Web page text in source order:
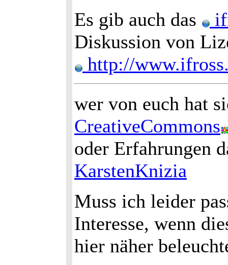
Es gib auch das
Diskussion von
http://
wer von euch hat
CreativeCommons
oder Erfahrungen
KarstenKnizia
Muss ich leider
Interesse, wenn
hier näher